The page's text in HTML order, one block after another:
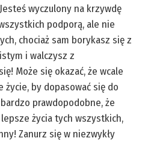
wyczulony na krzywdę
podporą, ale nie
chociaż sam borykasz się z
i walczysz z
Może się okazać, że wcale
życie, by dopasować się do
prawdopodobne, że
życia tych wszystkich,
Zanurz się w niezwykły